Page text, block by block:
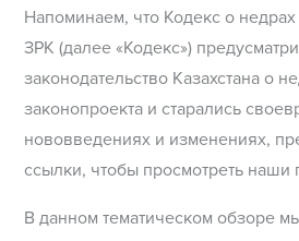
Напоминаем, что Кодекс о
ЗРК (далее «Кодекс»)
законодательство Казахстана о
законопроекта и старались
нововведениях и изменениях,
ссылки, чтобы просмотреть наши
В данном тематическом обзоре